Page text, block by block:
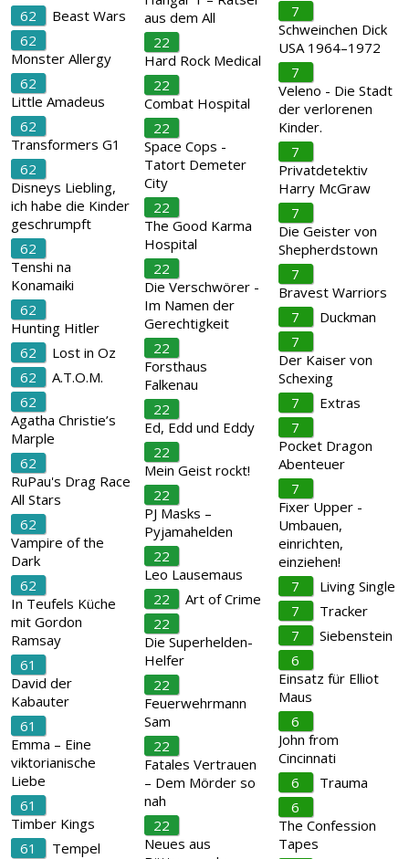
62
Beast Wars
62
Monster Allergy
62
Little Amadeus
62
Transformers G1
62
Disneys Liebling,
ich habe die Kinder
geschrumpft
62
Tenshi na
Konamaiki
62
Hunting Hitler
62
Lost in Oz
62
A.T.O.M.
62
Agatha Christie’s
Marple
62
RuPau's Drag Race
All Stars
62
Vampire of the
Dark
62
In Teufels Küche
mit Gordon
Ramsay
61
David der
Kabauter
61
Emma – Eine
viktorianische
Liebe
61
Timber Kings
61
Tempel
aus dem All
22
Hard Rock Medical
22
Combat Hospital
22
Space Cops -
Tatort Demeter
City
22
The Good Karma
Hospital
22
Die Verschwörer -
Im Namen der
Gerechtigkeit
22
Forsthaus
Falkenau
22
Ed, Edd und Eddy
22
Mein Geist rockt!
22
PJ Masks –
Pyjamahelden
22
Leo Lausemaus
22
Art of Crime
22
Die Superhelden-
Helfer
22
Feuerwehrmann
Sam
22
Fatales Vertrauen
– Dem Mörder so
nah
22
Neues aus
7
Schweinchen Dick
USA 1964–1972
7
Veleno - Die Stadt
der verlorenen
Kinder.
7
Privatdetektiv
Harry McGraw
7
Die Geister von
Shepherdstown
7
Bravest Warriors
7
Duckman
7
Der Kaiser von
Schexing
7
Extras
7
Pocket Dragon
Abenteuer
7
Fixer Upper -
Umbauen,
einrichten,
einziehen!
7
Living Single
7
Tracker
7
Siebenstein
6
Einsatz für Elliot
Maus
6
John from
Cincinnati
6
Trauma
6
The Confession
Tapes